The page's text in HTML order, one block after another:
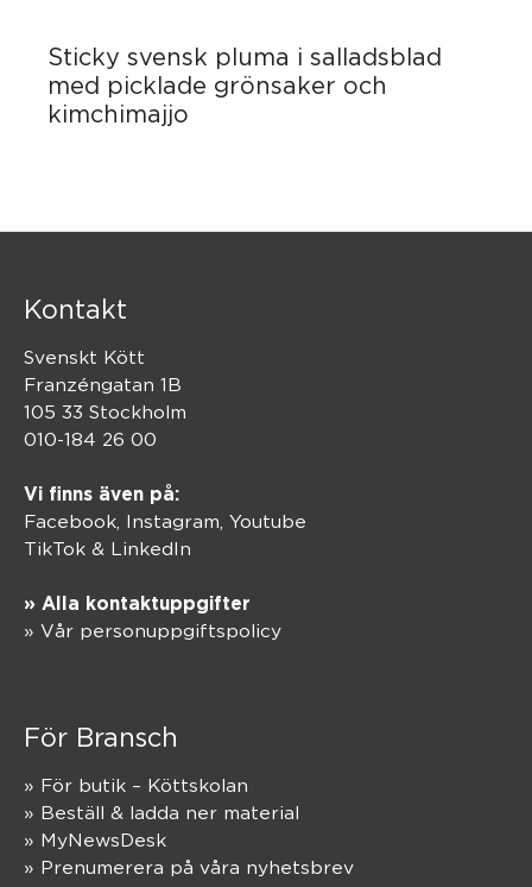
Sticky svensk pluma i salladsblad
med picklade grönsaker och
kimchimajjo
Kontakt
Svenskt Kött
Franzéngatan 1B
105 33 Stockholm
010-184 26 00
Vi finns även på:
Facebook, Instagram Youtube
TikTok & LinkedIn
» Alla kontaktuppgifter
» Vår personuppgiftspolicy
För Bransch
» För butik – Köttskolan
» Beställ & ladda ner material
» MyNewsDesk
» Prenumerera på våra nyhetsbrev